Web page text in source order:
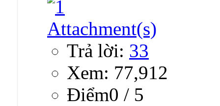
Trả lời: 33
Xem: 77,912
Ðiểm0 / 5